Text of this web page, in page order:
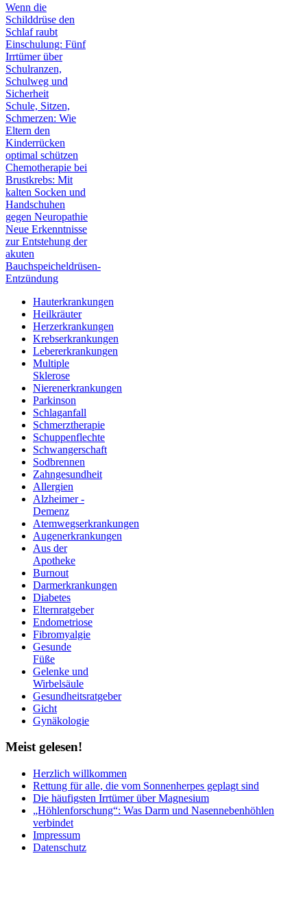
Wenn die
Schilddrüse den
Schlaf raubt
Einschulung: Fünf
Irrtümer über
Schulranzen,
Schulweg und
Sicherheit
Schule, Sitzen,
Schmerzen: Wie
Eltern den
Kinderrücken
optimal schützen
Chemotherapie bei
Brustkrebs: Mit
kalten Socken und
Handschuhen
gegen Neuropathie
Neue Erkenntnisse
zur Entstehung der
akuten
Bauchspeicheldrüsen-
Entzündung
Hauterkrankungen
Heilkräuter
Herzerkrankungen
Krebserkrankungen
Lebererkrankungen
Multiple
Sklerose
Nierenerkrankungen
Parkinson
Schlaganfall
Schmerztherapie
Schuppenflechte
Schwangerschaft
Sodbrennen
Zahngesundheit
Allergien
Alzheimer -
Demenz
Atemwegserkrankungen
Augenerkrankungen
Aus der
Apotheke
Burnout
Darmerkrankungen
Diabetes
Elternratgeber
Endometriose
Fibromyalgie
Gesunde
Füße
Gelenke und
Wirbelsäule
Gesundheitsratgeber
Gicht
Gynäkologie
Meistgelesen!
Herzlich willkommen
Rettung für alle, die vom Sonnenherpes geplagt sind
Die häufigsten Irrtümer über Magnesium
„Höhlenforschung“: Was Darm und Nasennebenhöhlen
verbindet
Impressum
Datenschutz